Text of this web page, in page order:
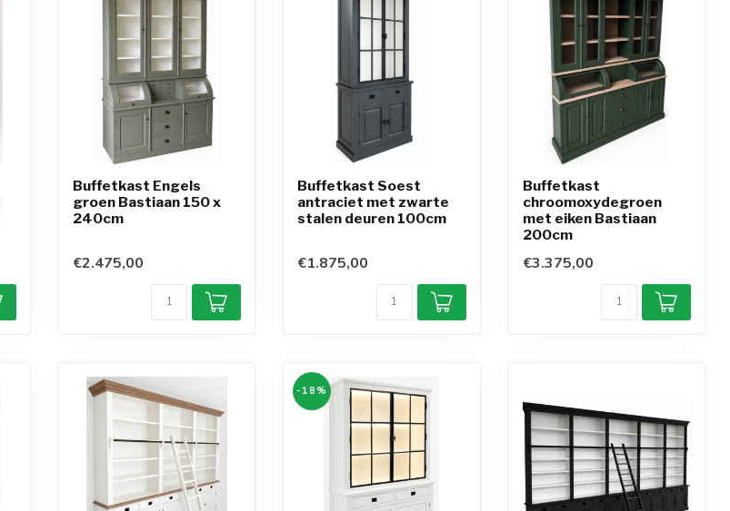
Buffetkast Engels
groen Bastiaan 150 x
240cm
€2.475,00
Buffetkast Soest
antraciet met zwarte
stalen deuren 100cm
€1.875,00
Buffetkast
chroomoxydegroen
met eiken Bastiaan
200cm
€3.375,00
-18%